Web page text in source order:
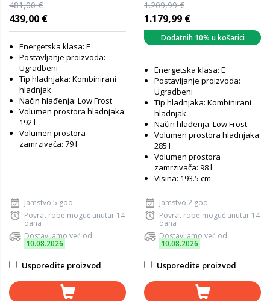
481,00 €
439,00 €
Energetska klasa: E
Postavljanje proizvoda:
Ugradbeni
Tip hladnjaka: Kombinirani
hladnjak
Način hlađenja: Low Frost
Volumen prostora hladnjaka:
192 l
Volumen prostora
zamrzivača: 79 l
Jamstvo:5 god
Povrat robe moguć unutar 14
dana
Dostavljamo već od
10.08.2026
Usporedite proizvod
1.209,99 €
1.179,99 €
Dodatnih 10% u košarici
Energetska klasa: E
Postavljanje proizvoda:
Ugradbeni
Tip hladnjaka: Kombinirani
hladnjak
Način hlađenja: Low Frost
Volumen prostora hladnjaka:
285 l
Volumen prostora
zamrzivača: 98 l
Visina: 193.5 cm
Jamstvo:2 god
Povrat robe moguć unutar 14
dana
Dostavljamo već od
10.08.2026
Usporedite proizvod